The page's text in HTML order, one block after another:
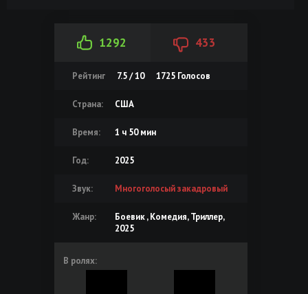
1292 433
Рейтинг 7.5 / 10 1725Голосов
Страна: США
Время: 1 ч 50 мин
Год: 2025
Звук: Многоголосый закадровый
Жанр:
Боевик , Комедия, Триллер,
2025
В ролях: